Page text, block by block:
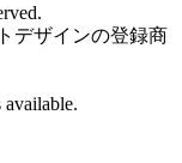
デザインの登録商